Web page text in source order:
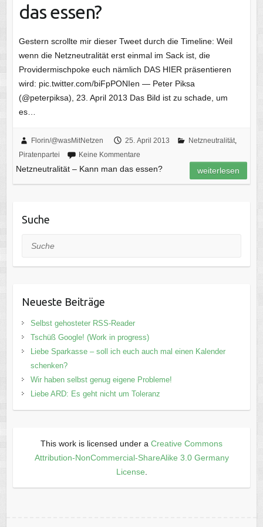
das essen?
Gestern scrollte mir dieser Tweet durch die Timeline: Weil
wenn die Netzneutralität erst einmal im Sack ist, die
Providermischpoke euch nämlich DAS HIER präsentieren
wird: pic.twitter.com/biFpPONIen — Peter Piksa
(@peterpiksa), 23. April 2013 Das Bild ist zu schade, um
es…
Florin/@wasMitNetzen 25. April 2013 Netzneutralität,
Piratenpartei
Keine Kommentare
Netzneutralität – Kann man das essen? weiterlesen
Suche
Suche
Neueste Beiträge
Selbst gehosteter RSS-Reader
Tschüß Google! (Work in progress)
Liebe Sparkasse – soll ich euch auch mal einen Kalender
schenken?
Wir haben selbst genug eigene Probleme!
Liebe ARD: Es geht nicht um Toleranz
This work is licensed under a Creative Commons
Attribution-NonCommercial-ShareAlike 3.0 Germany
License